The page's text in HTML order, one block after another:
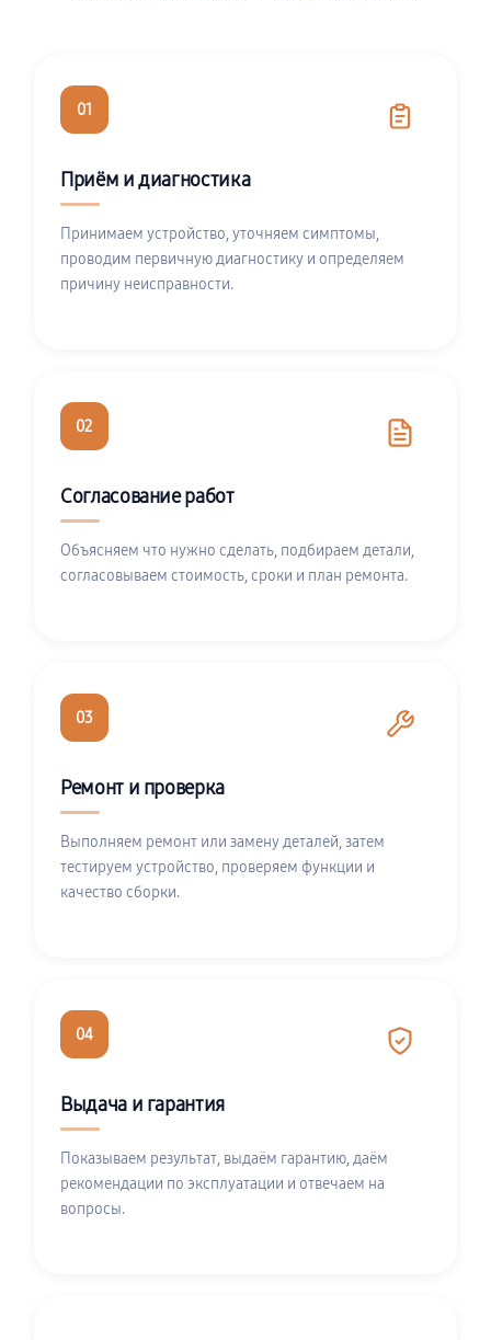
01
Приём и диагностика
Принимаем устройство, уточняем симптомы,
проводим первичную диагностику и определяем
причину неисправности.
02
Согласование работ
Объясняем что нужно сделать, подбираем детали,
согласовываем стоимость, сроки и план ремонта.
03
Ремонт и проверка
Выполняем ремонт или замену деталей, затем
тестируем устройство, проверяем функции и
качество сборки.
04
Выдача и гарантия
Показываем результат, выдаём гарантию, даём
рекомендации по эксплуатации и отвечаем на
вопросы.